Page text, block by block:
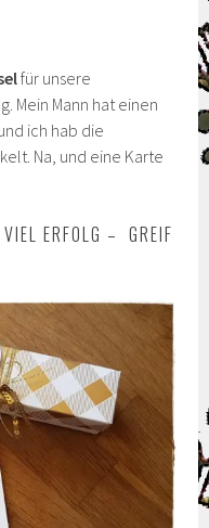
für unsere
Mein Mann hat einen
ich hab die
Na, und eine Karte
ERFOLG – GREIF